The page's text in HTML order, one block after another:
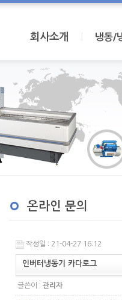
회사소개 냉동/
온라인 문의
작성일 : 21-04-27 16:12
인버터냉동기 카다로그
글쓴이 : 관리자